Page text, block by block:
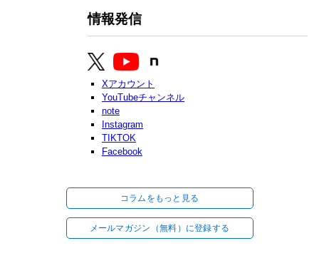
情報発信
Xアカウント
YouTubeチャンネル
note
Instagram
TIKTOK
Facebook
コラムをもっと見る
メールマガジン（無料）に登録する